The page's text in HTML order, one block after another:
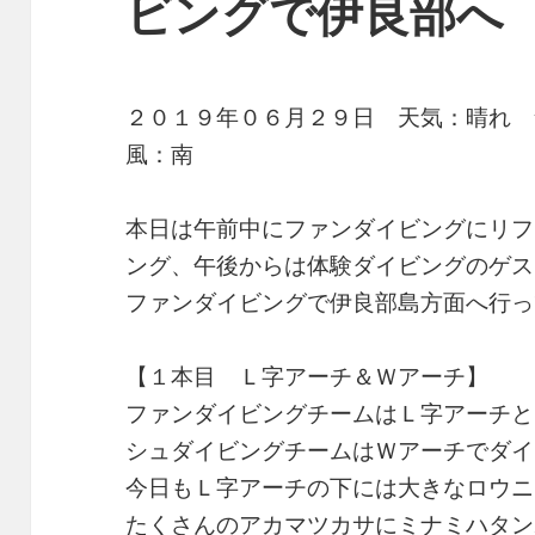
２０１９年０６月２９日 天気：晴
風：南
本日は午前中にファンダイビングにリ
ング、午後からは体験ダイビングのゲ
ファンダイビングで伊良部島方面へ行
【１本目 Ｌ字アーチ＆Ｗアーチ】
ファンダイビングチームはＬ字アーチ
シュダイビングチームはＷアーチでダ
今日もＬ字アーチの下には大きなロウ
たくさんのアカマツカサにミナミハタ